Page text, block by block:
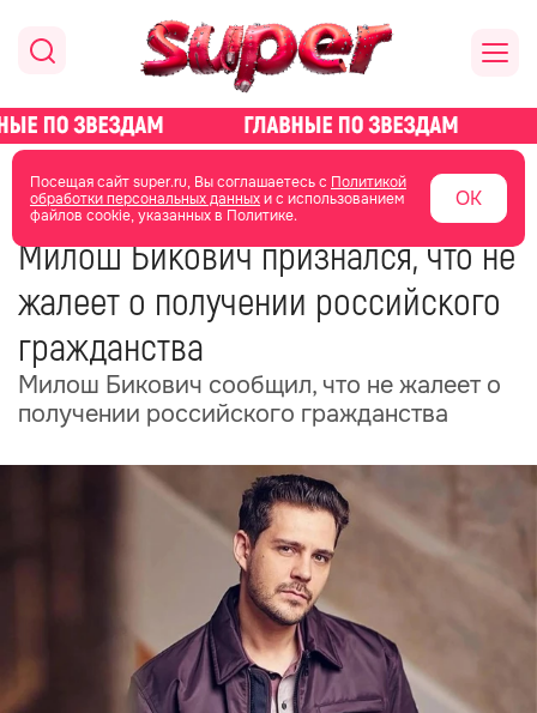
Посещая сайт super.ru, Вы соглашаетесь с Политикой
обработки персональных данныхи с использованием
файлов cookie, указанных в Политике.
ОК
главная новости о звездах новости
10 июня 10:48
Милош Бикович признался, что не
жалеет о получении российского
гражданства
Милош Бикович сообщил, что не жалеет о
получении российского гражданства